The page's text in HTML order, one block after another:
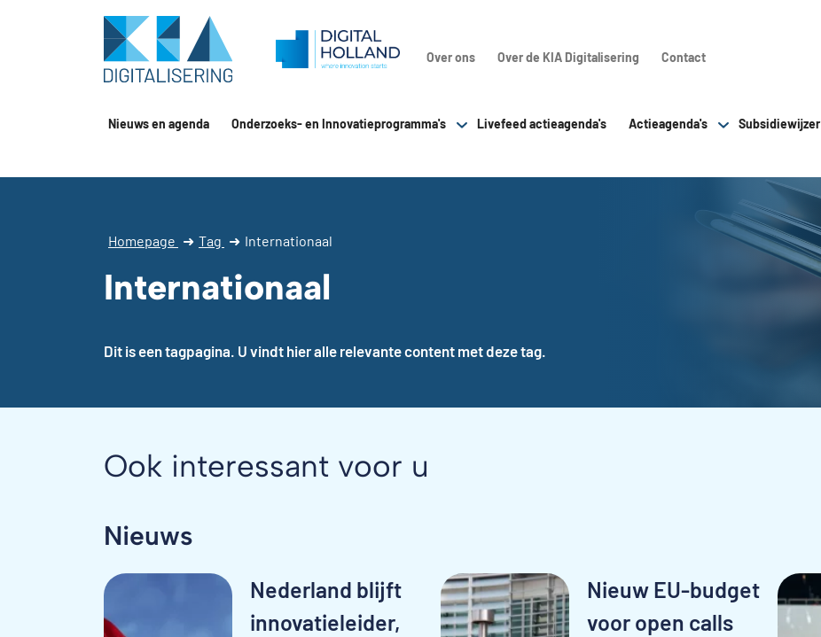
Over ons Over de KIA Digitalisering Contact
Nieuws en agenda Onderzoeks- en Innovatieprogramma's Livefeed actieagenda's Actieagenda's Subsidiewijzer
Homepage ➜ Tag ➜ Internationaal
Internationaal
Dit is een tagpagina. U vindt hier alle relevante content met deze tag.
Ook interessant voor u
Nieuws
Nederland blijft
innovatieleider,
Nieuw EU-budget
voor open calls